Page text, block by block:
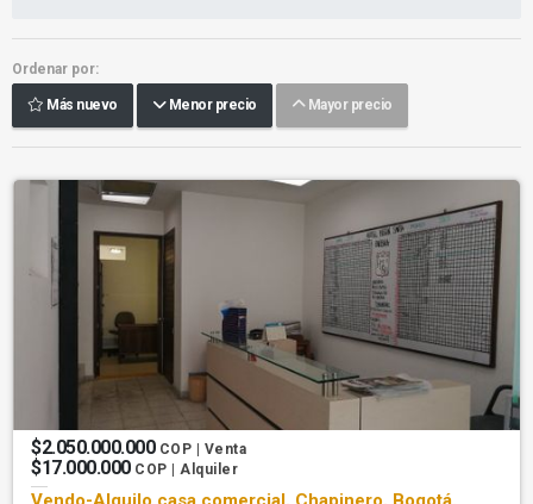
Ordenar por:
Más nuevo Menor precio Mayor precio
$2.050.000.000 COP | Venta
$17.000.000 COP | Alquiler